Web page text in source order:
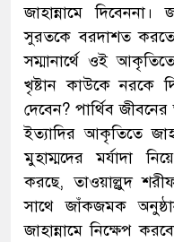
জাহান্নামে
সুরতকে বরদাশত করতে
সম্মানার্থে ওই
খৃষ্টান কাউকে নরকে
দেবেন? পার্থিব
ইত্যাদির আকৃতিতে
মুহাম্মদের মর্যাদা
করছে, তাওয়াল্লুদ
সাথে জাঁকজমক
জাহান্নামে নিক্ষেপ